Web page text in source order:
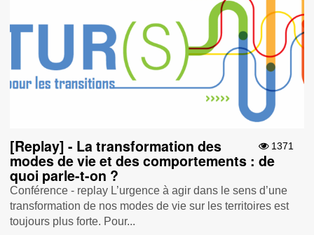
1371
[Replay] - La transformation des
modes de vie et des comportements : de
quoi parle-t-on ?
Conférence - replay L’urgence à agir dans le sens d’une
transformation de nos modes de vie sur les territoires est
toujours plus forte. Pour...